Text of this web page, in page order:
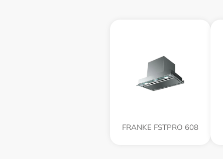
FRANKE FSTPRO 608